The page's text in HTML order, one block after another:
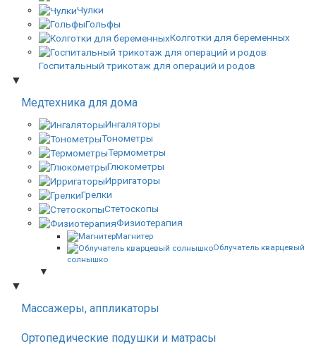
Чулки
Гольфы
Колготки для беременных
Госпитальный трикотаж для операций и родов
▼
Медтехника для дома
Ингаляторы
Тонометры
Термометры
Глюкометры
Ирригаторы
Грелки
Стетоскопы
Физиотерапия
Магнитер
Облучатель кварцевый
солнышко
▼
▼
Массажеры, аппликаторы
Ортопедические подушки и матрасы